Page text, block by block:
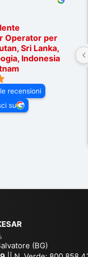
Operator per
Sri Lanka,
Indonesia
recensioni
su
(BG)